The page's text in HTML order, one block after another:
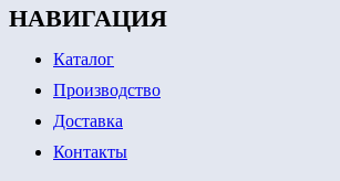
НАВИГАЦИЯ
Каталог
Производство
Доставка
Контакты